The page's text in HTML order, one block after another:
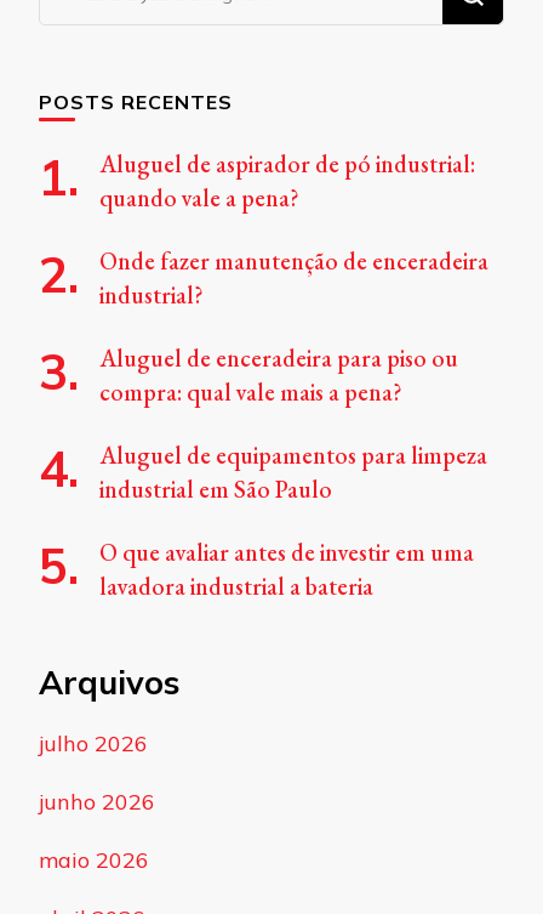
for
POSTS RECENTES
Aluguel de aspirador de pó industrial:
quando vale a pena?
Onde fazer manutenção de enceradeira
industrial?
Aluguel de enceradeira para piso ou
compra: qual vale mais a pena?
Aluguel de equipamentos para limpeza
industrial em São Paulo
O que avaliar antes de investir em uma
lavadora industrial a bateria
Arquivos
julho 2026
junho 2026
maio 2026